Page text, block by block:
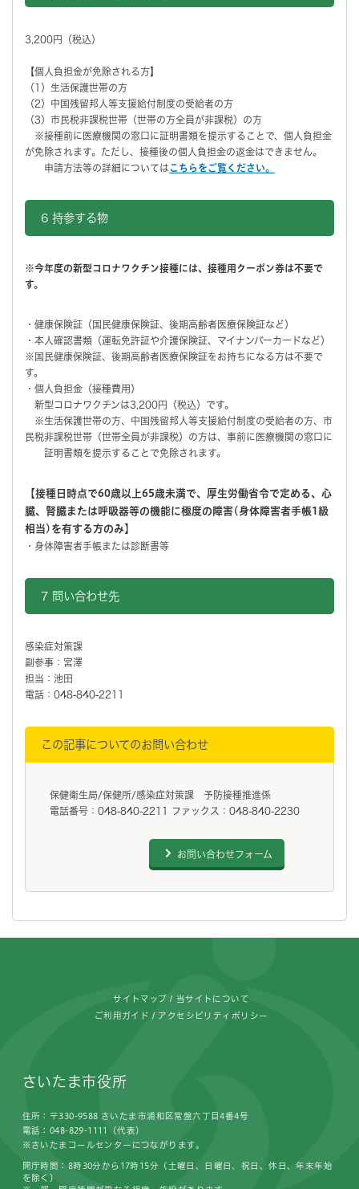
3,200円（税込）
【個人負担金が免除される方】
（1）生活保護世帯の方
（2）中国残留邦人等支援給付制度の受給者の方
（3）市民税非課税世帯（世帯の方全員が非課税）の方
※接種前に医療機関の窓口に証明書類を提示することで、個人負担金
が免除されます。ただし、接種後の個人負担金の返金はできません。
申請方法等の詳細については こちらをご覧ください。
6 持参する物
※今年度の新型コロナワクチン接種には、接種用クーポン券は不要で
す。
・健康保険証（国民健康保険証、後期高齢者医療保険証など）
・本人確認書類（運転免許証や介護保険証、マイナンバーカードなど）
※国民健康保険証、後期高齢者医療保険証をお持ちになる方は不要で
す。
・個人負担金（接種費用）
新型コロナワクチンは3,200円（税込）です。
※生活保護世帯の方、中国残留邦人等支援給付制度の受給者の方、市
民税非課税世帯（世帯全員が非課税）の方は、事前に医療機関の窓口に
証明書類を提示することで免除されます。
【接種日時点で60歳以上65歳未満で、厚生労働省令で定める、心
臓、腎臓または呼吸器等の機能に極度の障害(身体障害者手帳1級
相当)を有する方のみ】
・身体障害者手帳または診断書等
7 問い合わせ先
感染症対策課
副参事：宮澤
担当：池田
電話：048-840-2211
この記事についてのお問い合わせ
保健衛生局/保健所/感染症対策課 予防接種推進係
電話番号：048-840-2211 ファックス：048-840-2230
お問い合わせフォーム
サイトマップ 当サイトについて
ご利用ガイド アクセシビリティポリシー
さいたま市役所
住所：〒330-9588 さいたま市浦和区常盤六丁目4番4号
電話：048-829-1111（代表）
※さいたまコールセンターにつながります。
開庁時間：8時30分から17時15分（土曜日、日曜日、祝日、休日、年末年始
を除く）